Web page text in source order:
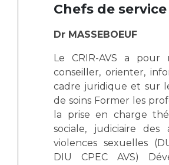
Handicap
Handi 13
Pôle Médecine Physique et
Accueil sourds et malentendants
Charte Romain Jacob
Mouvement Parcours Handicap
Activité physique
Plateforme des internes
Professionnels de santé
Adresser un patient
Réseaux de soins
Adresser un examen au
Médicale
Radiologie / Imagerie
Chefs de service
Dr MASSEBOEUF
Le CRIR-AVS a pour
conseiller, orienter,
cadre juridique et sur les dispositifs
de soins Former les
la prise en charge
sociale, judiciaire des auteurs de
violences sexuelles
DIU CPEC AVS)